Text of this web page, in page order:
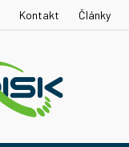
Kontakt Články